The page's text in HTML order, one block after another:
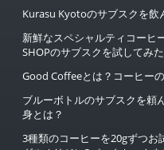
Kurasu Kyotoのサブスクを飲
新鮮なスペシャルティコーヒ
SHOPのサブスクを試してみた
Good Coffeeとは？コーヒー
ブルーボトルのサブスクを頼
身とは？
3種類のコーヒーを20gずつお